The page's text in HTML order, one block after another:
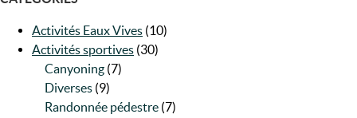
Activités Eaux Vives (10)
Activités sportives (30)
Canyoning (7)
Diverses (9)
Randonnée pédestre (7)